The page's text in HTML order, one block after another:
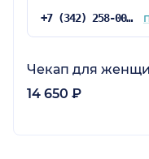
+7 (342) 258-00-25
Чекап для
14 650 ₽